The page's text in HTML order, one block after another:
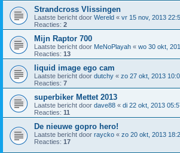
Strandcross Vlissingen
Laatste bericht door Wereld « vr 15 nov, 2013
Reacties: 2
Mijn Raptor 700
Laatste bericht door MeNoPlayah « wo 30 okt,
Reacties: 13
liquid image ego cam
Laatste bericht door dutchy « zo 27 okt, 2013
Reacties: 7
superbiker Mettet 2013
Laatste bericht door dave88 « di 22 okt, 2013
Reacties: 11
De nieuwe gopro hero!
Laatste bericht door raycko « zo 20 okt, 2013
Reacties: 17